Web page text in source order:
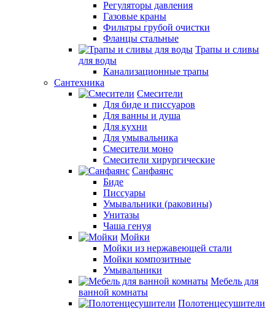
Регуляторы давления
Газовые краны
Фильтры грубой очистки
Фланцы стальные
Трапы и сливы
для воды
Канализационные трапы
Сантехника
Смесители
Для биде и писсуаров
Для ванны и душа
Для кухни
Для умывальника
Смесители моно
Смесители хирургические
Санфаянс
Биде
Писсуары
Умывальники (раковины)
Унитазы
Чаша генуя
Мойки
Мойки из нержавеющей стали
Мойки композитные
Умывальники
Мебель для
ванной комнаты
Полотенцесушители